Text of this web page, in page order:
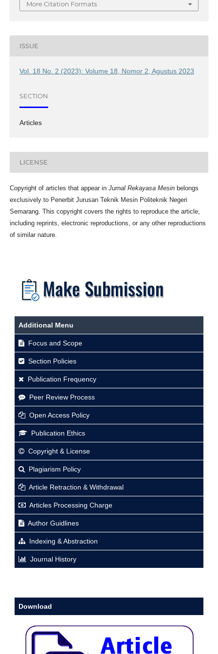
More Citation Formats
ISSUE
Vol. 18 No. 2 (2023): Volume 18, Nomor 2, Agustus 2023
SECTION
Articles
LICENSE
Copyright of articles that appear in Jurnal Rekayasa Mesinbelongs
exclusively to Penerbit Jurusan Teknik Mesin Politeknik Negeri
Semarang. This copyright covers the rights to reproduce the article,
including reprints, electronic reproductions, or any other reproductions
of similar nature.
Additional Menu
Focus and Scope
Section Policies
Publication Frequency
Peer Review Process
Open Access Policy
Publication Ethics
Copyright & License
Plagiarism Policy
Article Retraction & Withdrawal
Articles Processing Charge
Author Guidlines
Indexing & Abstraction
Journal History
Download